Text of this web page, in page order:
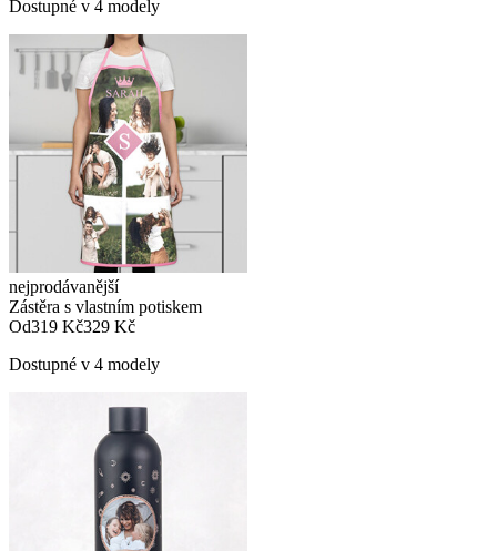
Dostupné v 4 modely
nejprodávanější
Zástěra s vlastním potiskem
Od319 Kč329 Kč
Dostupné v 4 modely